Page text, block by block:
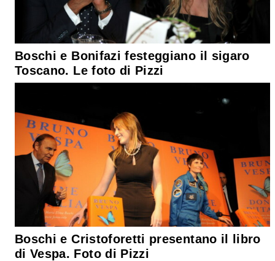
Boschi e Bonifazi festeggiano il sigaro
Toscano. Le foto di Pizzi
Boschi e Cristoforetti presentano il libro
di Vespa. Foto di Pizzi